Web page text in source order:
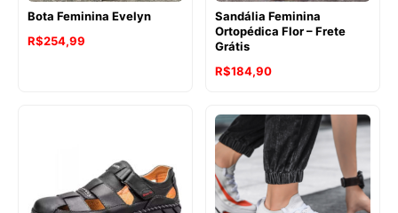
Bota Feminina Evelyn
R$254,99
Sandália Feminina
Ortopédica Flor – Frete
Grátis
R$184,90